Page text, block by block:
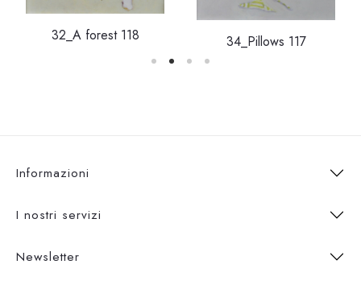
32_A forest 118 34_Pillows 117
Informazioni
I nostri servizi
Newsletter